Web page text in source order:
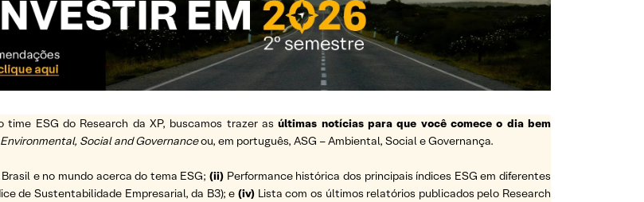
ESG do Research da XP, buscamos trazer asúltimas notícias para que você comece o dia bem
Social and Governanceou, em português, ASG – Ambiental, Social e Governança.
e no mundo acerca do tema ESG;(ii) Performance histórica dos principais índices ESG em diferentes
de Sustentabilidade Empresarial, da B3); e (iv) Lista com os últimos relatórios publicados pelo Research